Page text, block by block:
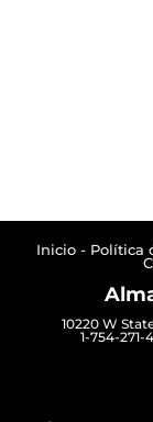
Inicio - Política
10220 W
1-754-271-